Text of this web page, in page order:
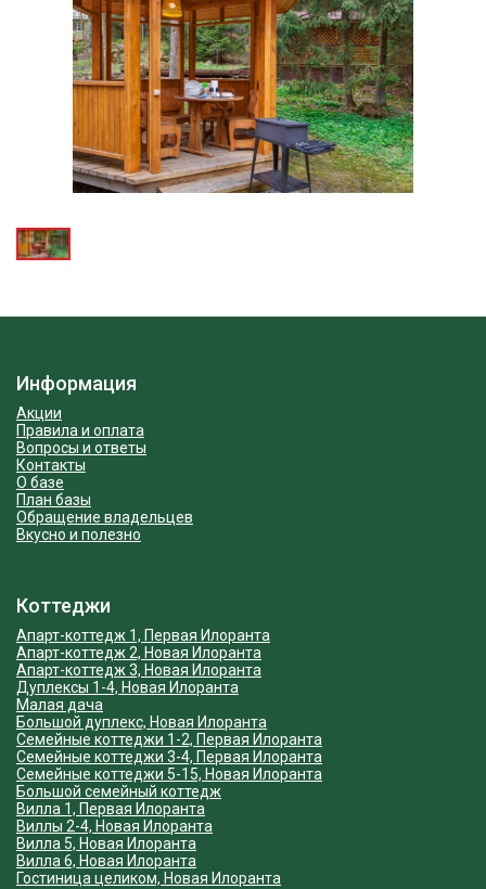
Информация
Акции
Правила и оплата
Вопросы и ответы
Контакты
О базе
План базы
Обращение владельцев
Вкусно и полезно
Коттеджи
Апарт-коттедж 1, Первая Илоранта
Апарт-коттедж 2, Новая Илоранта
Апарт-коттедж 3, Новая Илоранта
Дуплексы 1-4, Новая Илоранта
Малая дача
Большой дуплекс, Новая Илоранта
Cемейные коттеджи 1-2, Первая Илоранта
Семейные коттеджи 3-4, Первая Илоранта
Семейные коттеджи 5-15, Новая Илоранта
Большой семейный коттедж
Вилла 1, Первая Илоранта
Виллы 2-4, Новая Илоранта
Вилла 5, Новая Илоранта
Вилла 6, Новая Илоранта
Гостиница целиком, Новая Илоранта